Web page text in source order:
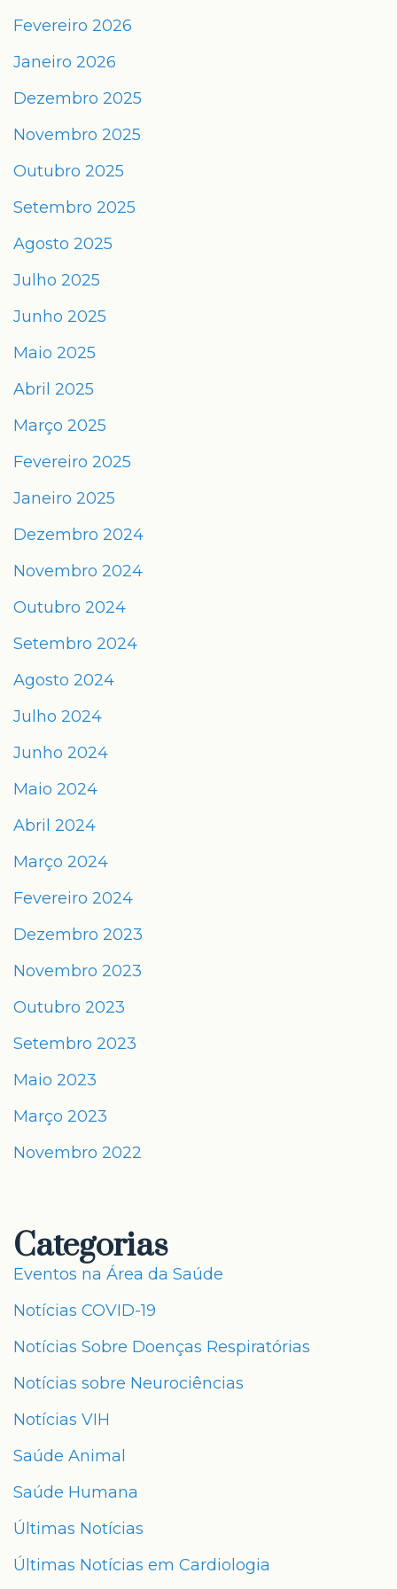
Fevereiro 2026
Janeiro 2026
Dezembro 2025
Novembro 2025
Outubro 2025
Setembro 2025
Agosto 2025
Julho 2025
Junho 2025
Maio 2025
Abril 2025
Março 2025
Fevereiro 2025
Janeiro 2025
Dezembro 2024
Novembro 2024
Outubro 2024
Setembro 2024
Agosto 2024
Julho 2024
Junho 2024
Maio 2024
Abril 2024
Março 2024
Fevereiro 2024
Dezembro 2023
Novembro 2023
Outubro 2023
Setembro 2023
Maio 2023
Março 2023
Novembro 2022
Categorias
Eventos na Área da Saúde
Notícias COVID-19
Notícias Sobre Doenças Respiratórias
Notícias sobre Neurociências
Notícias VIH
Saúde Animal
Saúde Humana
Últimas Notícias
Últimas Notícias em Cardiologia